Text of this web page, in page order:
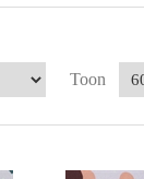
Toon